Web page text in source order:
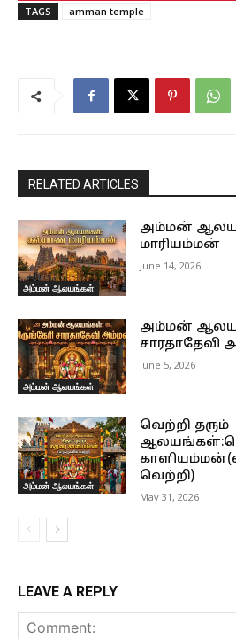
TAGS amman temple
RELATED ARTICLES
அம்மன் ஆலயங்கள்
அம்மன்
மாரியம்மன்
June 14, 2026
அம்மன் ஆலயங்கள்
அம்மன்
சாரதாதேவி
June 5, 2026
அம்மன் ஆலயங்கள்
வெற்றி தரும்
வெற்றி)
May 31, 2026
LEAVE A REPLY